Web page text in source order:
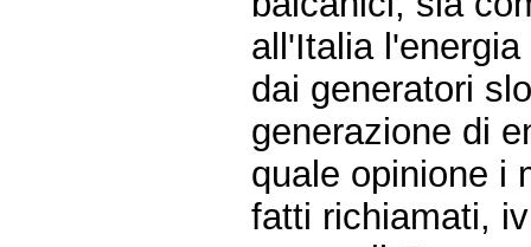
all'Italia
dai generatori
generazione di
quale opinione i
fatti richiamati,